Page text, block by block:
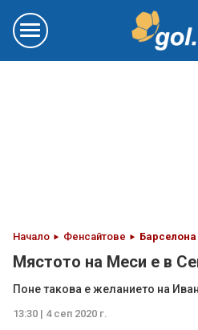
Начало Фенсайтове Барселона
Мястото на Меси е в
Поне такова е желанието на
13:30 | 4 сеп 2020 г.